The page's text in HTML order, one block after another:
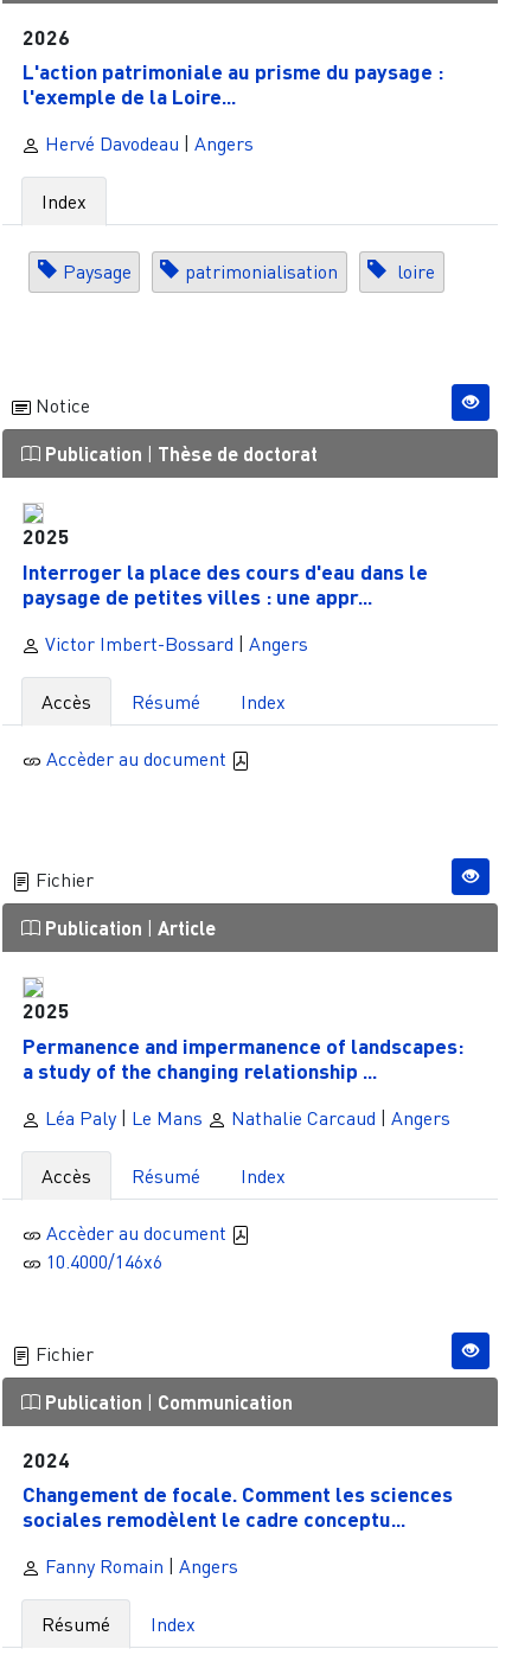
2026
L'action patrimoniale au prisme du paysage :
l'exemple de la Loire...
Hervé Davodeau Angers
Index
Paysage patrimonialisation loire
Notice
Publication | Thèse de doctorat
2025
Interroger la place des cours d'eau dans le
paysage de petites villes : une appr...
Victor Imbert-Bossard | Angers
Accès Résumé Index
Accèder au document
Fichier
Publication | Article
2025
Permanence and impermanence of landscapes:
a study of the changing relationship ...
Léa Paly| Le Mans Nathalie Carcaud | Angers
Accès Résumé Index
Accèder au document
10.4000/146x6
Fichier
Publication | Communication
2024
Changement de focale. Comment les sciences
sociales remodèlent le cadre conceptu...
Fanny Romain Angers
Résumé Index